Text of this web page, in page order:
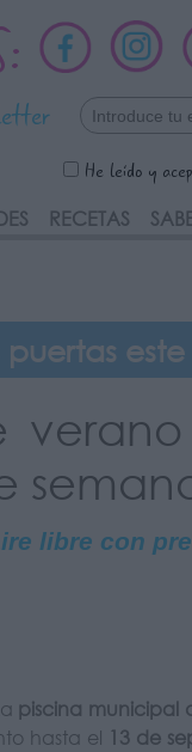
He leído y
RECETAS
libre con
piscina municipal
hasta el 13 de